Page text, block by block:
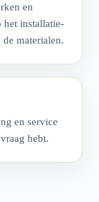
en
het installatie-
materialen.
en service
hebt.